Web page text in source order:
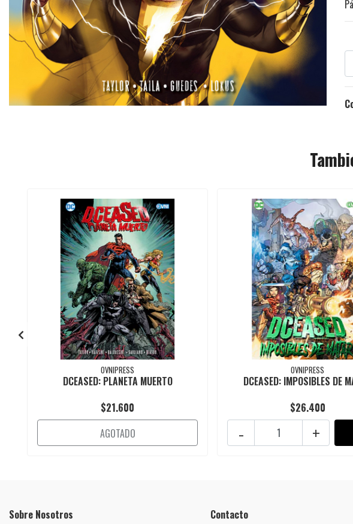
OVNIPRESS
DCEASED: PLANETA MUERTO
$21.600
AGOTADO
OVNIPRESS
DCEASED: IMPOSIBLES DE
$26.400
+
-
Sobre Nosotros Contacto